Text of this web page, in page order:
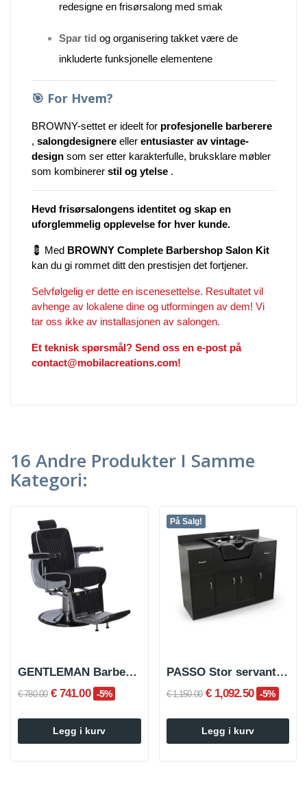
redesigne en frisørsalong med smak
Spar tid og organisering takket være de
inkluderte funksjonelle elementene
🎯 For Hvem?
BROWNY-settet er ideelt for profesjonelle barberere
, salongdesignere eller entusiaster av vintage-
design som ser etter karakterfulle, bruksklare møbler
som kombinerer stil og ytelse .
Hevd frisørsalongens identitet og skap en
uforglemmelig opplevelse for hver kunde.
💈 Med BROWNY Complete Barbershop Salon Kit
kan du gi rommet ditt den prestisjen det fortjener.
Selvfølgelig er dette en iscenesettelse. Resultatet vil
avhenge av lokalene dine og utformingen av dem! Vi
tar oss ikke av installasjonen av salongen.
Et teknisk spørsmål? Send oss en e-post på
contact@mobilacreations.com!
16 Andre Produkter I Samme
Kategori:
GENTLEMAN Barberstol
€ 780.00 € 741.00 -5%
Legg i kurv
På Salg!
PASSO Stor servant med oppbevaring
€ 1,150.00 € 1,092.50 -5%
Legg i kurv